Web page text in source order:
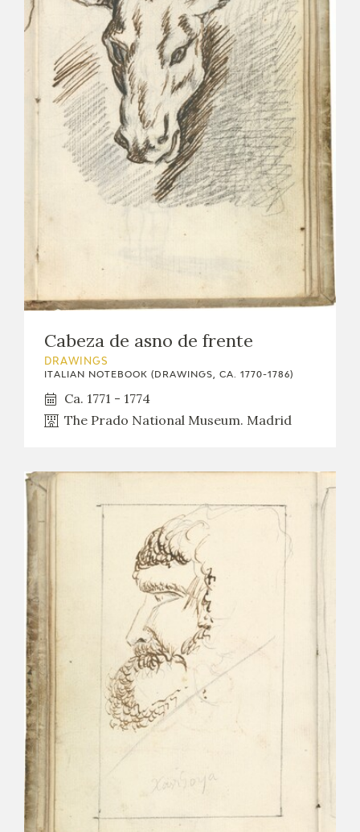
Cabeza de asno de frente
DRAWINGS
ITALIAN NOTEBOOK (DRAWINGS, CA. 1770-1786)
Ca. 1771 - 1774
The Prado National Museum. Madrid